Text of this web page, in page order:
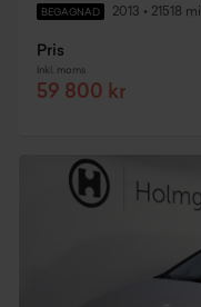
BEGAGNAD 2013 • 21518 mil
Pris
Inkl. moms
59 800 kr